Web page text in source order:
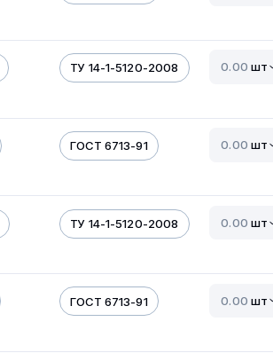
ТУ 14-1-5120-2008 шт
ГОСТ 6713-91 шт
ТУ 14-1-5120-2008 шт
ГОСТ 6713-91 шт